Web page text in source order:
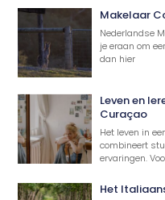
Makelaar
Nederlandse
je eraan om
dan hier
Leven en
Curaçao
Het leven in
combineert
ervaringen.
Het